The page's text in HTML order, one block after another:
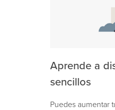
Aprende a
sencillos
Puedes aumentar